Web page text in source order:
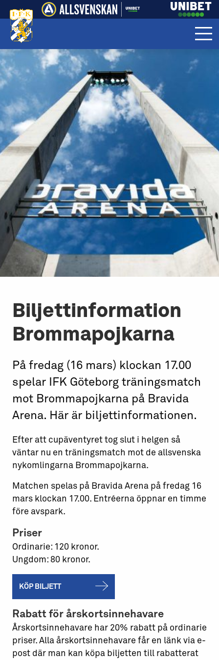
Biljettinformation
Brommapojkarna
På fredag (16 mars) klockan 17.00
spelar IFK Göteborg träningsmatch
mot Brommapojkarna på Bravida
Arena. Här är biljettinformationen.
Efter att cupäventyret tog slut i helgen så
väntar nu en träningsmatch mot de allsvenska
nykomlingarna Brommapojkarna.
Matchen spelas på Bravida Arena på fredag 16
mars klockan 17.00. Entréerna öppnar en timme
före avspark.
Priser
Ordinarie: 120 kronor.
Ungdom: 80 kronor.
KÖP BILJETT
Rabatt för årskortsinnehavare
Årskortsinnehavare har 20% rabatt på ordinarie
priser. Alla årskortsinnehavare får en länk via e-
post där man kan köpa biljetten till rabatterat